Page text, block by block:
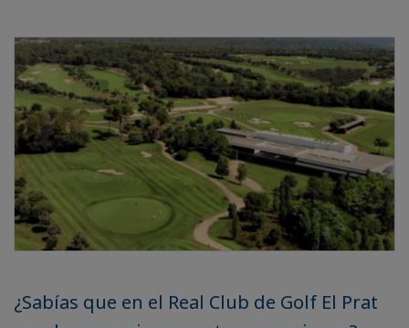
¿Sabías que en el Real Club de Golf El Prat